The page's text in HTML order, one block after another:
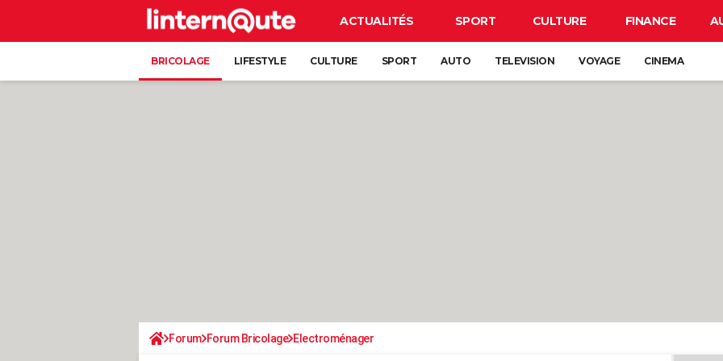
ACTUALITÉS SPORT CULTURE FINANCE
BRICOLAGE LIFESTYLE CULTURE SPORT AUTO TELEVISION VOYAGE CINEMA
Forum Forum Bricolage Electroménager